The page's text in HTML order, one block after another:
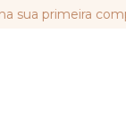
compra.